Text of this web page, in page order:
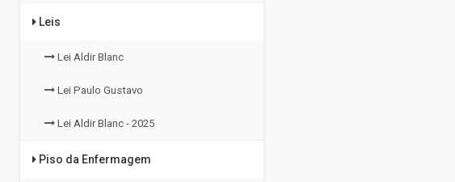
Leis
Lei Aldir Blanc
Lei Paulo Gustavo
Lei Aldir Blanc - 2025
Piso da Enfermagem